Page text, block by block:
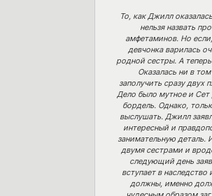
То, как Джилл
нельзя назвать
амфетаминов. Но
девчонка варилась
родной сестры. А
Оказалась ни в
заполучить сразу двух
Дело было мутное и
бордель. Однако,
выслушать. Джилл
интересный и
занимательную деталь.
двумя сестрами и
следующий день
вступает в
должны, именно